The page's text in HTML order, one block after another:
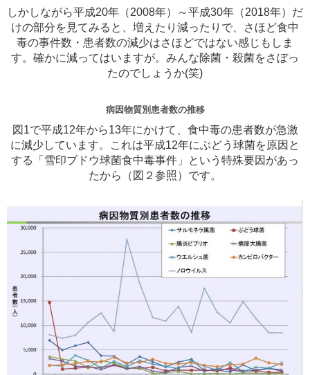
しかしながら平成20年（2008年）～平成30年（2018年）だ
けの部分を見てみると、増えたり減ったりで、さほど食中
毒の事件数・患者数の減少はさほどではない感じもしま
す。確かに減ってはいますが。みんな除菌・殺菌をさぼっ
たのでしょうか(笑)
病因物質別患者数の推移
図1で平成12年から13年にかけて、食中毒の患者数が急激
に減少しています。これは平成12年にぶどう球菌を原因と
する「雪印ブドウ球菌食中毒事件」という特殊要因があっ
たから（図２参照）です。